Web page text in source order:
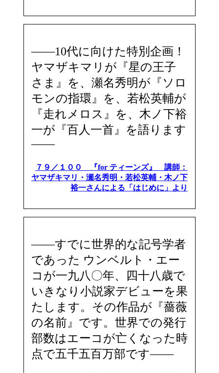
――10代に向けた特別企画！
ヤマザキマリが『星の王子
さま』を、瀬名秀明が『ソロ
モンの指環』を、若松英輔が
『走れメロス』を、木ノ下裕
一が『百人一首』を語ります
――
７９／１００ 『for ティーンズ』 講師：
ヤマザキマリ・瀬名秀明・若松英輔・木ノ下
裕一さんによる「はじめに」より
――すでに世界的な記号学者
であった ウンベルト・エー
コが一九八〇年、四十八歳で
いきなり小説家デビューを果
たします。その作品が『薔薇
の名前』です。世界での発行
部数はエーコが亡くなった時
点で五千五百万部です――